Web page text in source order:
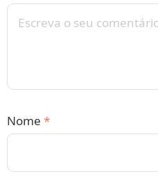
Nome *